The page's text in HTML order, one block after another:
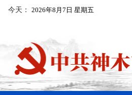
今天： 2026年8月7日 星期五